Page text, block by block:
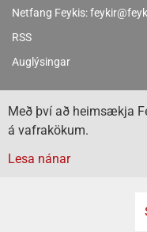
Netfang Feykis:
RSS
Auglýsingar
Með því að heimsækja
á vafrakökum.
Lesa nánar